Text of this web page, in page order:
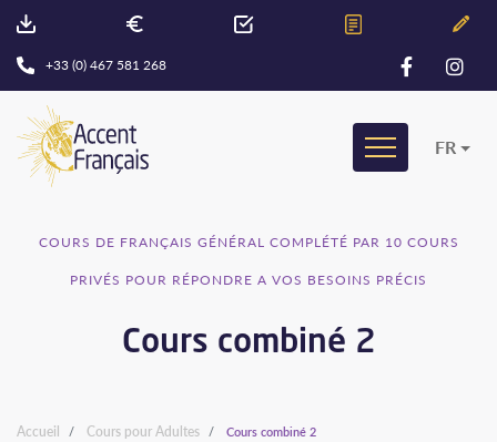
+33 (0) 467 581 268
FR
COURS DE FRANÇAIS GÉNÉRAL COMPLÉTÉ PAR 10 COURS
PRIVÉS POUR RÉPONDRE A VOS BESOINS PRÉCIS
Cours combiné 2
Accueil Cours pour Adultes Cours combiné 2